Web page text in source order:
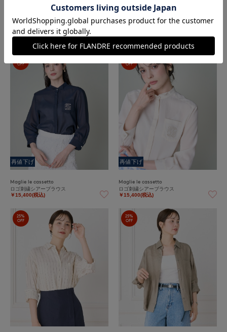
M Maglie le cassetto
《M Maglie le cassetto×吉田理紗》華やぎ
ペプラムブラウス
￥13,750(税込)
M Maglie le cassetto
《M Maglie le cassetto×吉田理紗》華やぎ
OFF
再値下げ
Maglie le cassetto
ロゴ刺繍シアーブラウス
￥15,400(税込)
OFF
再値下げ
Maglie le cassetto
ロゴ刺繍シアーブラウス
￥15,400(税込)
25%
OFF
25%
OFF